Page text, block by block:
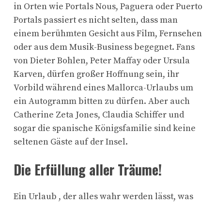
in Orten wie Portals Nous, Paguera oder Puerto
Portals passiert es nicht selten, dass man
einem berühmten Gesicht aus Film, Fernsehen
oder aus dem Musik-Business begegnet. Fans
von Dieter Bohlen, Peter Maffay oder Ursula
Karven, dürfen großer Hoffnung sein, ihr
Vorbild während eines Mallorca-Urlaubs um
ein Autogramm bitten zu dürfen. Aber auch
Catherine Zeta Jones, Claudia Schiffer und
sogar die spanische Königsfamilie sind keine
seltenen Gäste auf der Insel.
Die Erfüllung aller Träume!
Ein Urlaub , der alles wahr werden lässt, was